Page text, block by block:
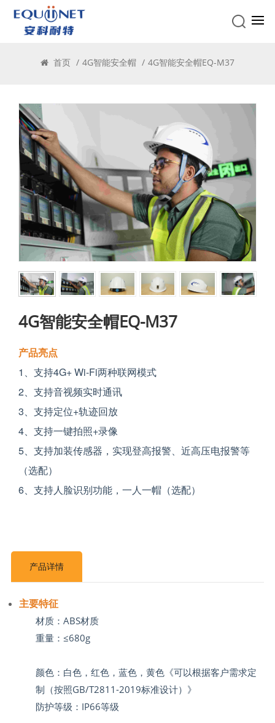
首页 / 4G智能安全帽 / 4G智能安全帽EQ-M37
4G智能安全帽EQ-M37
产品亮点
1、支持4G+ Wi-Fi两种联网模式
2、支持音视频实时通讯
3、支持定位+轨迹回放
4、支持一键拍照+录像
5、支持加装传感器，实现登高报警、近高压电报警等
（选配）
6、支持人脸识别功能，一人一帽（选配）
产品详情
主要特征
材质：ABS材质
重量：≤680g
颜色：白色，红色，蓝色，黄色《可以根据客户需求定
制（按照GB/T2811-2019标准设计）》
防护等级：IP66等级